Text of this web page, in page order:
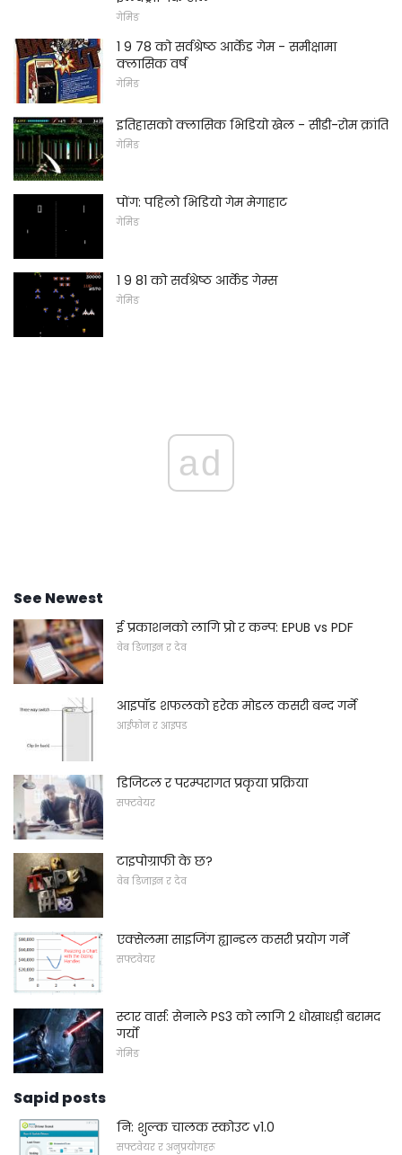
गेमिङ
1 9 78 को सर्वश्रेष्ठ आर्केड गेम - समीक्षामा
क्लासिक वर्ष
गेमिङ
इतिहासको क्लासिक भिडियो खेल - सीडी-रोम क्रांति
गेमिङ
पोंग: पहिलो भिडियो गेम मेगाहाट
गेमिङ
1 9 81 को सर्वश्रेष्ठ आर्केड गेम्स
गेमिङ
ad
See Newest
ई प्रकाशनको लागि प्रो र कन्प: EPUB vs PDF
वेब डिजाइन र देव
आइपॉड शफलको हरेक मोडल कसरी बन्द गर्ने
आईफोन र आइपड
डिजिटल र परम्परागत प्रकृया प्रक्रिया
सफ्टवेयर
टाइपोग्राफी के छ?
वेब डिजाइन र देव
एक्सेलमा साइजिंग ह्यान्डल कसरी प्रयोग गर्ने
सफ्टवेयर
स्टार वार्स: सेनाले PS3 को लागि 2 धोखाधड़ी बरामद
गर्यो
गेमिङ
Sapid posts
नि: शुल्क चालक स्कोउट v1.0
सफ्टवेयर र अनुप्रयोगहरू